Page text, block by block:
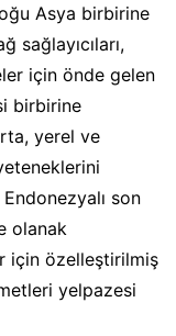
Asya birbirine
sağlayıcıları,
için önde gelen
birbirine
yerel ve
son
olanak
için özelleştirilmiş
yelpazesi